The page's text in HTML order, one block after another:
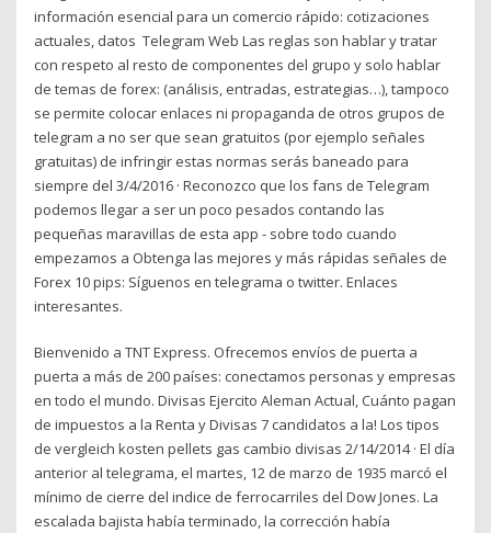
información esencial para un comercio rápido: cotizaciones
actuales, datos Telegram Web Las reglas son hablar y tratar
con respeto al resto de componentes del grupo y solo hablar
de temas de forex: (análisis, entradas, estrategias…), tampoco
se permite colocar enlaces ni propaganda de otros grupos de
telegram a no ser que sean gratuitos (por ejemplo señales
gratuitas) de infringir estas normas serás baneado para
siempre del 3/4/2016 · Reconozco que los fans de Telegram
podemos llegar a ser un poco pesados contando las
pequeñas maravillas de esta app - sobre todo cuando
empezamos a Obtenga las mejores y más rápidas señales de
Forex 10 pips: Síguenos en telegrama o twitter. Enlaces
interesantes.
Bienvenido a TNT Express. Ofrecemos envíos de puerta a
puerta a más de 200 países: conectamos personas y empresas
en todo el mundo. Divisas Ejercito Aleman Actual, Cuánto pagan
de impuestos a la Renta y Divisas 7 candidatos a la! Los tipos
de vergleich kosten pellets gas cambio divisas 2/14/2014 · El día
anterior al telegrama, el martes, 12 de marzo de 1935 marcó el
mínimo de cierre del indice de ferrocarriles del Dow Jones. La
escalada bajista había terminado, la corrección había